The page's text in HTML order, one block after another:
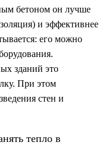
бетоном он лучше
и эффективнее
его можно
зданий это
При этом
стен и
тепло в